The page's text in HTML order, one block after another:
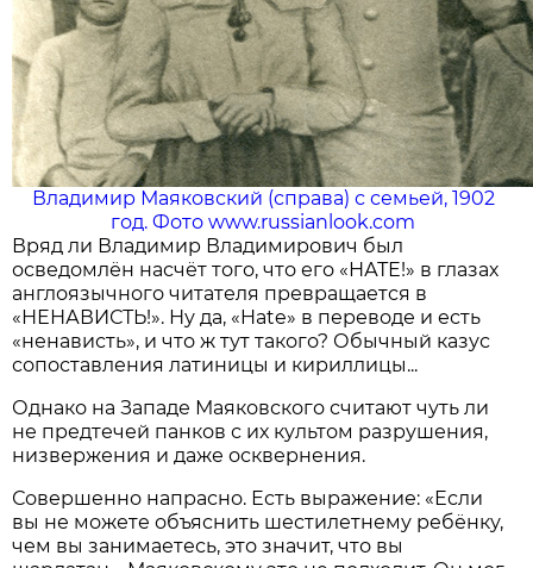
Владимир Маяковский (справа) с семьей, 1902
год. Фото www.russianlook.com
Вряд ли Владимир Владимирович был
осведомлён насчёт того, что его «НАТЕ!» в глазах
англоязычного читателя превращается в
«НЕНАВИСТЬ!». Ну да, «Hate» в переводе и есть
«ненависть», и что ж тут такого? Обычный казус
сопоставления латиницы и кириллицы...
Однако на Западе Маяков­ского считают чуть ли
не предтечей панков с их культом разрушения,
низвержения и даже осквернения.
Совершенно напрасно. Есть выражение: «Если
вы не можете объяснить шестилетнему ребёнку,
чем вы занимаетесь, это значит, что вы